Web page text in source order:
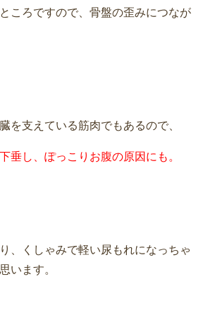
ころですので、骨盤の歪みにつなが
を支えている筋肉でもあるので、
垂し、ぽっこりお腹の原因にも。
、くしゃみで軽い尿もれになっちゃ
います。